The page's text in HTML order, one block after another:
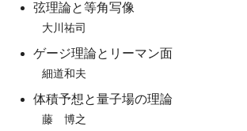
弦理論と等角写像
大川祐司
ゲージ理論とリーマン面
細道和夫
体積予想と量子場の理論
藤 博之